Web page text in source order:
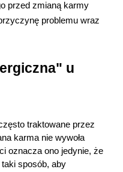
przed zmianą karmy
problemu wraz
u
traktowane przez
karma nie wywoła
oznacza ono jedynie, że
taki sposób, aby